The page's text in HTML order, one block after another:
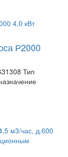
Р2000
Тип